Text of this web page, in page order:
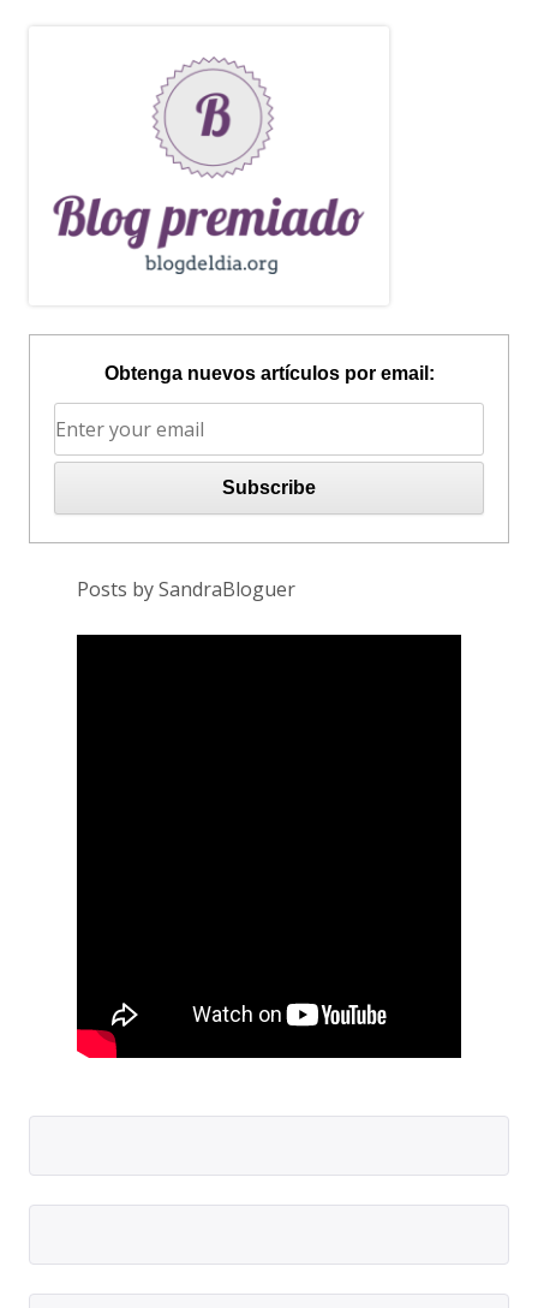
Obtenga nuevos artículos por email:
Posts by SandraBloguer